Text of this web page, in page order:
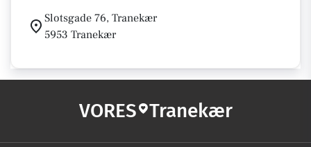
Slotsgade 76, Tranekær
5953 Tranekær
VORES Tranekær